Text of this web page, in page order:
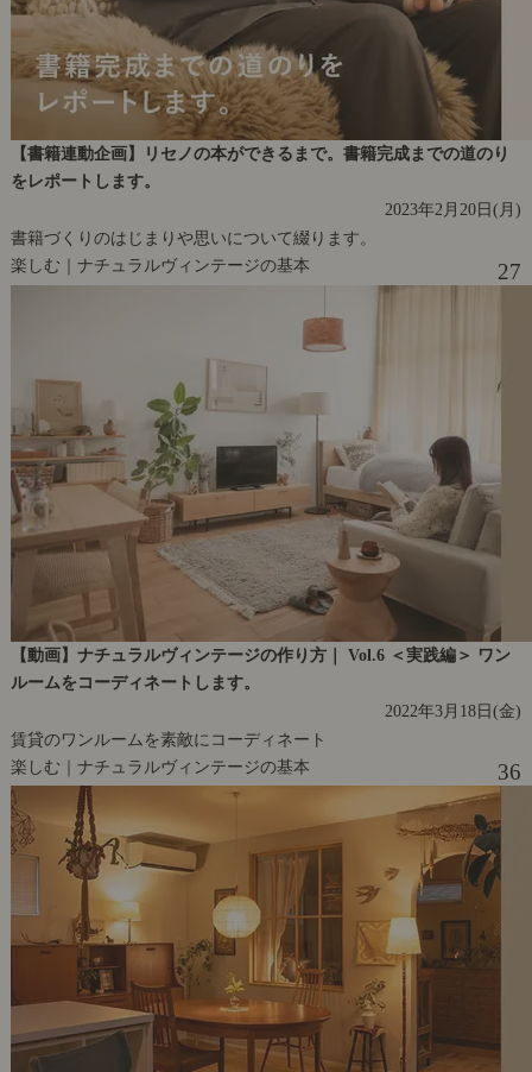
【書籍連動企画】リセノの本ができるまで。書籍完成までの道のり
をレポートします。
2023年2月20日(月)
書籍づくりのはじまりや思いについて綴ります。
楽しむ｜ナチュラルヴィンテージの基本
27
【動画】ナチュラルヴィンテージの作り方｜ Vol.6 ＜実践編＞ ワン
ルームをコーディネートします。
2022年3月18日(金)
賃貸のワンルームを素敵にコーディネート
楽しむ｜ナチュラルヴィンテージの基本
36